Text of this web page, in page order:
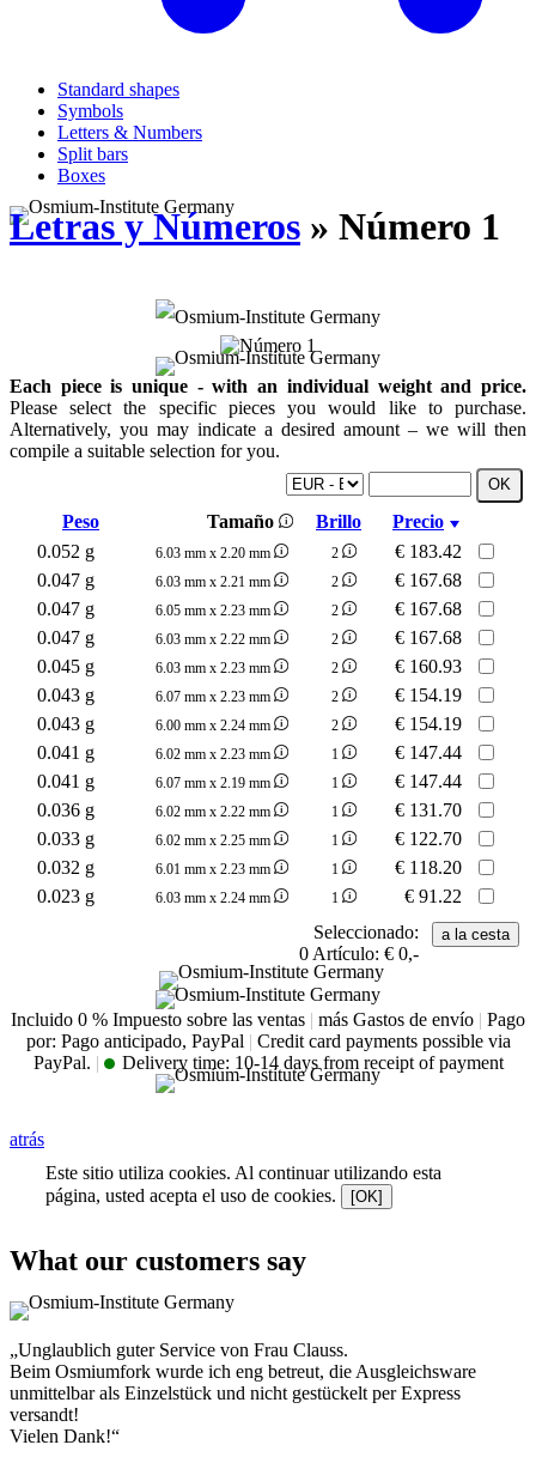
Standard shapes
Symbols
Letters & Numbers
Split bars
Boxes
Letras y Números » Número 1
Each piece is unique - with an individual weight and price.
Please select the specific pieces you would like to purchase.
Alternatively, you may indicate a desired amount – we will then
compile a suitable selection for you.
Peso Tamaño Brillo
Precio
0.052 g
6.03 mm x 2.20 mm 2 € 183.42
0.047 g
6.03 mm x 2.21 mm 2 € 167.68
0.047 g
6.05 mm x 2.23 mm 2 € 167.68
0.047 g
6.03 mm x 2.22 mm 2 € 167.68
0.045 g
6.03 mm x 2.23 mm 2 € 160.93
0.043 g
6.07 mm x 2.23 mm 2 € 154.19
0.043 g
6.00 mm x 2.24 mm 2 € 154.19
0.041 g
6.02 mm x 2.23 mm 1 € 147.44
0.041 g
6.07 mm x 2.19 mm 1 € 147.44
0.036 g
6.02 mm x 2.22 mm 1 € 131.70
0.033 g
6.02 mm x 2.25 mm 1 € 122.70
0.032 g
6.01 mm x 2.23 mm 1 € 118.20
0.023 g
6.03 mm x 2.24 mm 1 € 91.22
Seleccionado:
0 Artículo: € 0,-
Incluido 0 % Impuesto sobre las ventas | más Gastos de envío | Pago
por: Pago anticipado, PayPal | Credit card payments possible via
PayPal. | Delivery time: 10-14 days from receipt of payment
atrás
Este sitio utiliza cookies. Al continuar utilizando esta
página, usted acepta el uso de cookies.
[OK]
What our customers say
„Unglaublich guter Service von Frau Clauss.
Beim Osmiumfork wurde ich eng betreut, die Ausgleichsware
unmittelbar als Einzelstück und nicht gestückelt per Express
versandt!
Vielen Dank!“